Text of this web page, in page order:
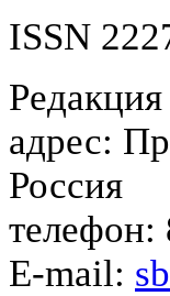
ISSN
Редакция
адрес:
Россия
телефон:
E-mail: